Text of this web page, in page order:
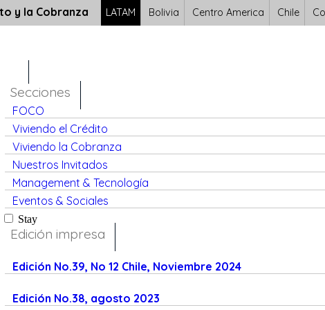
y la Cobranza LATAM Bolivia Centro America Chile
Secciones
FOCO
Viviendo el Crédito
Viviendo la Cobranza
Nuestros Invitados
Management & Tecnología
Eventos & Sociales
Stay
Edición impresa
Edición No.39, No 12 Chile, Noviembre 2024
Edición No.38, agosto 2023